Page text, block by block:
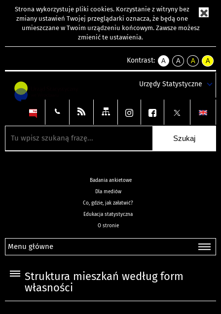
Strona wykorzystuje pliki cookies. Korzystanie z witryny bez
zmiany ustawień Twojej przeglądarki oznacza, że będą one
umieszczane w Twoim urządzeniu końcowym. Zawsze możesz
zmienić te ustawienia.
Kontrast:
A
kontrast
A
kontrast
tekst
czarnym
A
kontrast
tekst
czarnym
A
tekst
żółtym
Urzędy Statystyczne
Badania ankietowe
Dla mediów
Co, gdzie, jak załatwić?
Edukacja statystyczna
O stronie
Menu główne
Struktura mieszkań według form
własności